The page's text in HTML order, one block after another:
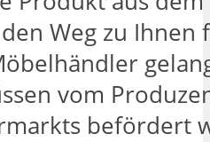
Weg zu Ihnen
vom
befördert